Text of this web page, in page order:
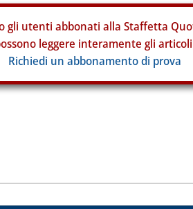
gli utenti abbonati alla Staffetta
leggere interamente gli
Richiedi un abbonamento di prova